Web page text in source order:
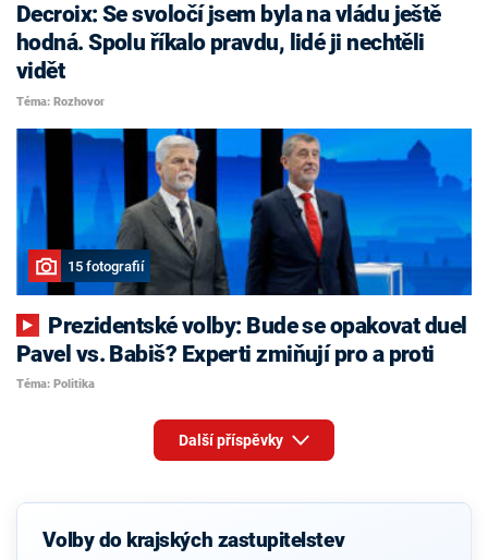
Decroix: Se svoločí jsem byla na vládu ještě
hodná. Spolu říkalo pravdu, lidé ji nechtěli
vidět
Téma: Rozhovor
15 fotografií
Pavel vs. Babiš? Experti zmiňují pro a proti
Téma: Politika
Další příspěvky
Volby do krajských zastupitelstev